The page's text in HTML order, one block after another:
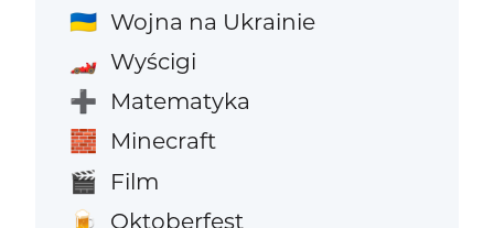
🇺🇦 Wojna na Ukrainie
🏎️ Wyścigi
➕ Matematyka
🧱 Minecraft
🎬 Film
🍺 Oktoberfest